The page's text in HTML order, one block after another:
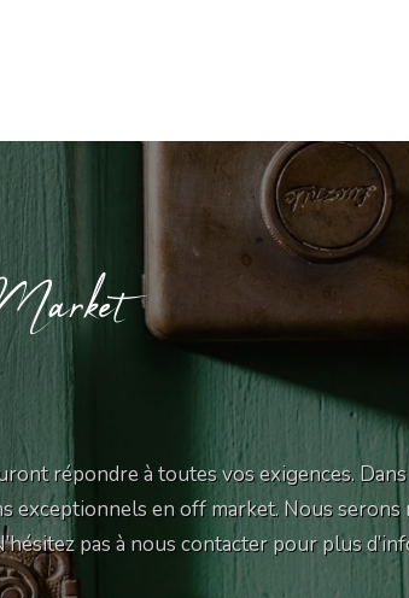
répondre à toutes vos exigences.
exceptionnels en off market. Nous serons
pas à nous contacter pour plus